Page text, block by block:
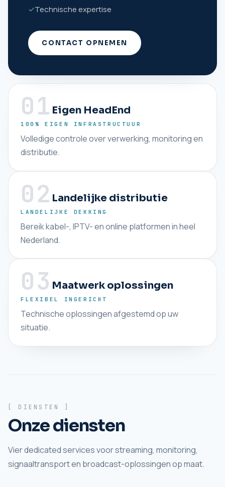
✓Technische expertise
CONTACT OPNEMEN
01 Eigen HeadEnd
100% EIGEN INFRASTRUCTUUR
Volledige controle over verwerking, monitoring en
distributie.
02 Landelijke distributie
LANDELIJKE DEKKING
Bereik kabel-, IPTV- en online platformen in heel
Nederland.
03 Maatwerk oplossingen
FLEXIBEL INGERICHT
Technische oplossingen afgestemd op uw
situatie.
[ DIENSTEN ]
Onze diensten
Vier dedicated services voor streaming, monitoring,
signaaltransport en broadcast-oplossingen op maat.